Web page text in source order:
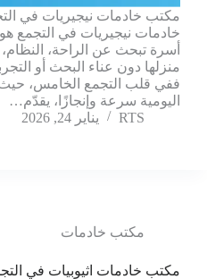
مكتب خادمات نيجيريات في
خادمات نيجيريات في التجمع
أسرة تبحث عن الراحة،
منزلها دون عناء البحث أو
ففي قلب التجمع الخامس، حيث
اليومية سرعة وإنجازًا، يقدّم…
RTS
يناير 24, 2026
مكتب خادمات
مكتب خادمات اثيوبيات في